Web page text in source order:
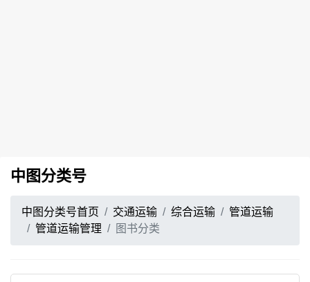
中图分类号
中图分类号首页 交通运输 综合运输
管道运输
管道运输管理
图书分类